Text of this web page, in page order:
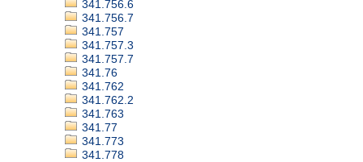
341.756.6
341.756.7
341.757
341.757.3
341.757.7
341.76
341.762
341.762.2
341.763
341.77
341.773
341.778